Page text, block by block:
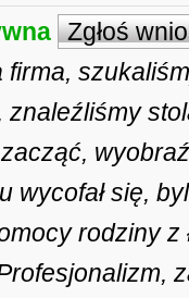
Zgłoś
firma,
wycofał się,
rodziny